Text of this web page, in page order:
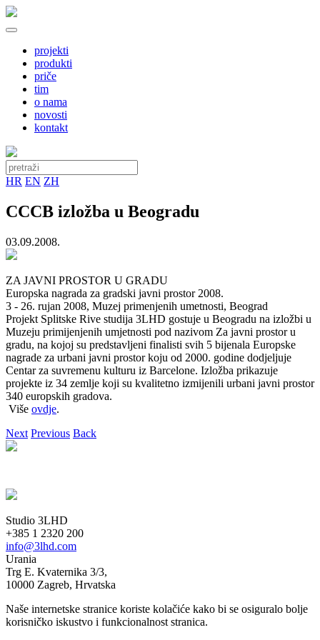
projekti
produkti
priče
tim
o nama
novosti
kontakt
HR EN ZH
CCCB izložba u Beogradu
03.09.2008.
ZA JAVNI PROSTOR U GRADU
Europska nagrada za gradski javni prostor 2008.
3 - 26. rujan 2008, Muzej primenjenih umetnosti, Beograd
Projekt Splitske Rive studija 3LHD gostuje u Beogradu na izložbi u
Muzeju primijenjenih umjetnosti pod nazivom Za javni prostor u
gradu, na kojoj su predstavljeni finalisti svih 5 bijenala Europske
nagrade za urbani javni prostor koju od 2000. godine dodjeljuje
Centar za suvremenu kulturu iz Barcelone. Izložba prikazuje
projekte iz 34 zemlje koji su kvalitetno izmijenili urbani javni prostor
340 europskih gradova.
Više ovdje.
Next Previous Back
Studio 3LHD
+385 1 2320 200
info@3lhd.com
Urania
Trg E. Kvaternika 3/3,
10000 Zagreb, Hrvatska
Naše internetske stranice koriste kolačiće kako bi se osiguralo bolje
korisničko iskustvo i funkcionalnost stranica.